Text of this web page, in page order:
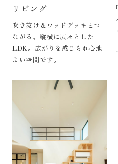
リビング
吹き抜け＆ウッドデッキとつ
ながる、縦横に広々とした
LDK。広がりを感じられ心地
よい空間です。